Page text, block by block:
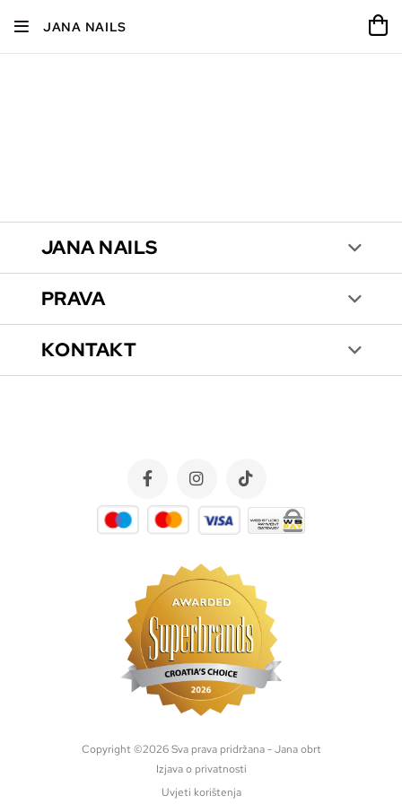
JANA NAILS
JANA NAILS
PRAVA
KONTAKT
Copyright ©2026 Sva prava pridržana - Jana obrt
Izjava o privatnosti
Uvjeti korištenja